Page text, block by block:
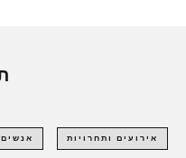
אירועים ותחרויות אנשים